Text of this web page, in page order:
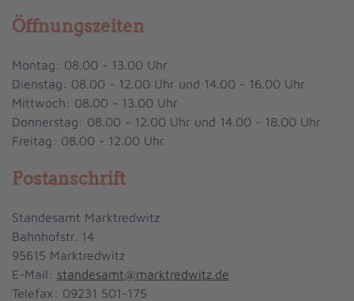
Öffnungszeiten
Montag: 08.00 - 13.00 Uhr
Dienstag: 08.00 - 12.00 Uhr und 14.00 - 16.00 Uhr
Mittwoch: 08.00 - 13.00 Uhr
Donnerstag: 08.00 - 12.00 Uhr und 14.00 - 18.00 Uhr
Freitag: 08.00 - 12.00 Uhr
Postanschrift
Standesamt Marktredwitz
Bahnhofstr. 14
95615 Marktredwitz
E-Mail: standesamt@marktredwitz.de
Telefax: 09231 501-175